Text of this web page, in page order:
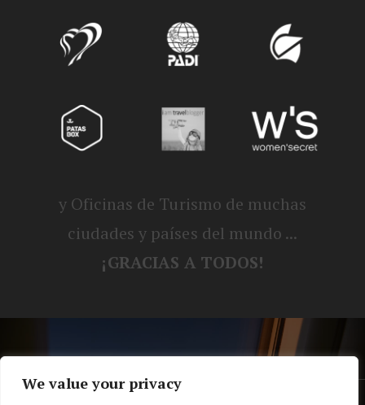
We value your privacy
y Oficinas de Turismo de muchas
ciudades y países del mundo ...
¡GRACIAS A TODOS!